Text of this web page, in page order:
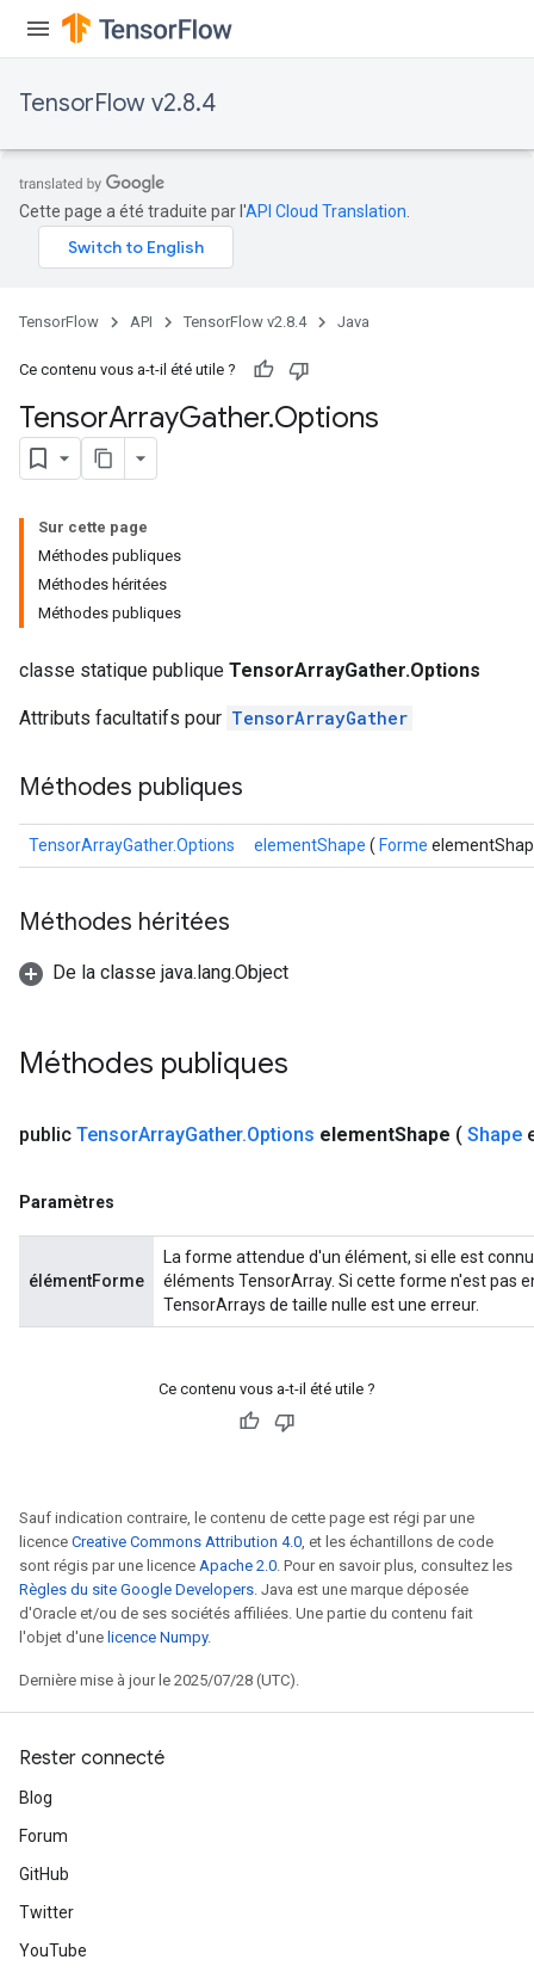
TensorFlow v2.8.4
Cette page a été traduite par l'API Cloud Translation
TensorFlow API TensorFlow v2.8.4 Java
Ce contenu vous a-t-il été utile ?
TensorArrayGather.Options
Sur cette page
Méthodes publiques
Méthodes héritées
Méthodes publiques
classe statique publique TensorArrayGather.Options
Attributs facultatifs pour TensorArrayGather
Méthodes publiques
TensorArrayGather.Options elementShape ( Forme
Méthodes héritées
De la classe java.lang.Object
Méthodes publiques
public TensorArrayGather.Options elementShape ( Shape
Paramètres
élémentForme
La forme attendue d'un élément, si elle est
éléments TensorArray. Si cette forme n'est pas
TensorArrays de taille nulle est une erreur.
Ce contenu vous a-t-il été utile ?
Sauf indication contraire, le contenu de cette page est régi par une
licence Creative Commons Attribution 4.0, et les échantillons de code
sont régis par une licence Apache 2.0. Pour en savoir plus, consultez les
Règles du site Google Developers. Java est une marque déposée
d'Oracle et/ou de ses sociétés affiliées. Une partie du contenu fait
l'objet d'une licence Numpy.
Dernière mise à jour le 2025/07/28 (UTC).
Rester connecté
Blog
Forum
GitHub
Twitter
YouTube